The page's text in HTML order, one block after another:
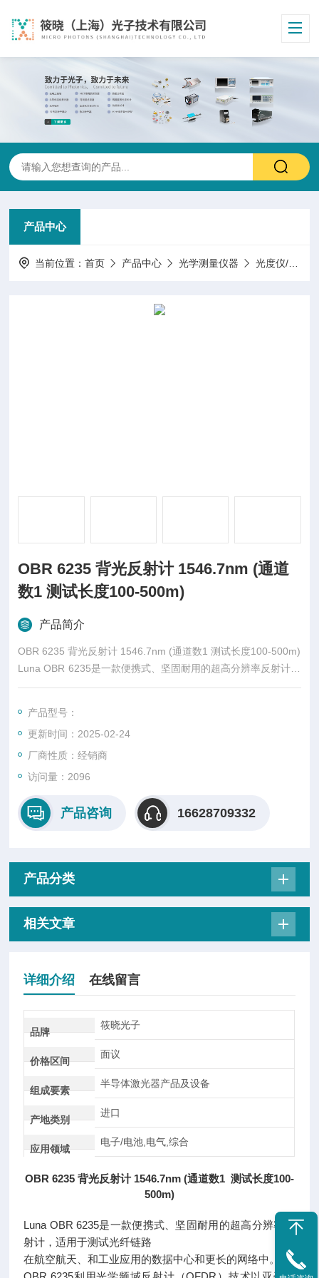
产品中心
当前位置：首页 产品中心 光学测量仪器 光度仪/反射计
OBR 6235 背光反射计 1546.7nm (通道
数1 测试长度100-500m)
产品简介
OBR 6235 背光反射计 1546.7nm (通道数1 测试长度100-500m)
Luna OBR 6235是一款便携式、坚固耐用的超高分辨率反射计，
适用于测试光纤链路
在航空航天、和工业应用的数据中心和更长的网络中。
产品型号：
更新时间：2025-02-24
厂商性质：经销商
访问量：2096
产品咨询 16628709332
产品分类
相关文章
详细介绍 在线留言
品牌
筱晓光子
价格区间
面议
组成要素
半导体激光器产品及设备
产地类别
进口
应用领域
电子/电池,电气,综合
OBR 6235 背光反射计 1546.7nm (通道数1 测试长度100-
500m)
Luna OBR 6235是一款便携式、坚固耐用的超高分辨率反
射计，适用于测试光纤链路
在航空航天、和工业应用的数据中心和更长的网络中。